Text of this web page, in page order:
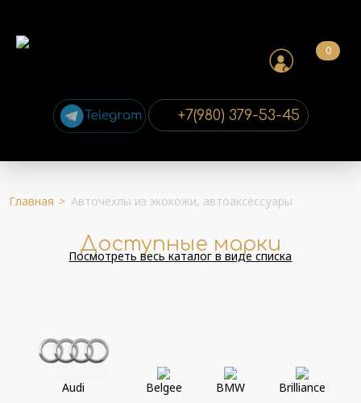
0
+7(980) 379-53-45
Главная > Авточехлы из экокожи, автоаксессуары
Доступные марки
Посмотреть весь каталог в виде списка
Audi Belgee BMW Brilliance